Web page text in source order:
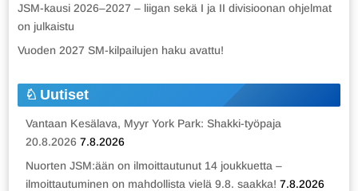
JSM-kausi 2026–2027 – liigan sekä I ja II divisioonan ohjelmat
on julkaistu
Vuoden 2027 SM-kilpailujen haku avattu!
Uutiset
Vantaan Kesälava, Myyr York Park: Shakki-työpaja
20.8.2026 7.8.2026
Nuorten JSM:ään on ilmoittautunut 14 joukkuetta –
ilmoittautuminen on mahdollista vielä 9.8. saakka! 7.8.2026